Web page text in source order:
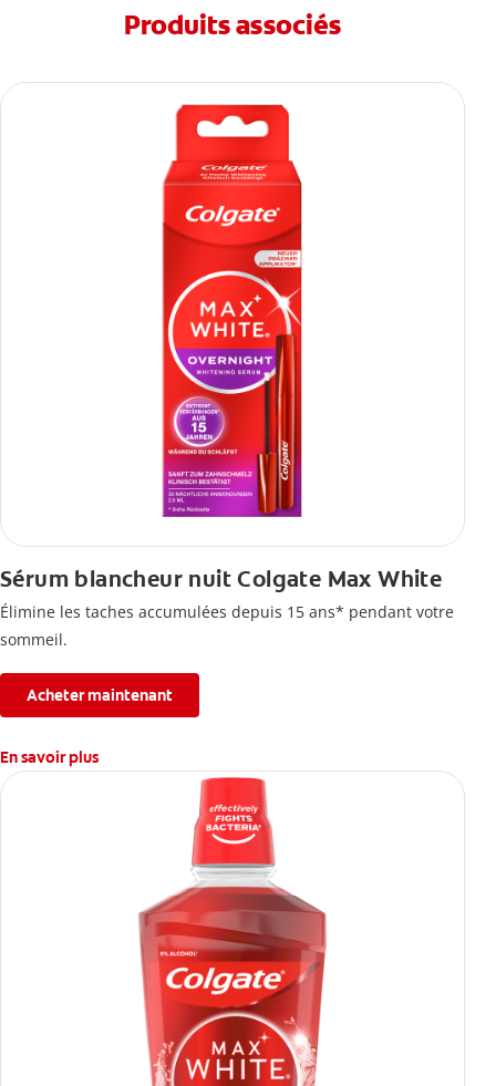
Produits associés
Sérum blancheur nuit Colgate Max White
Élimine les taches accumulées depuis 15 ans* pendant votre
sommeil.
Acheter maintenant
En savoir plus